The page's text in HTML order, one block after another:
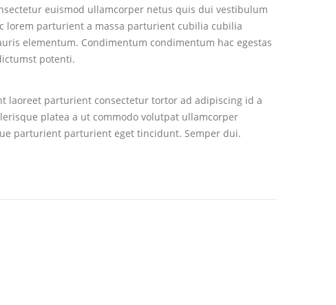
euismod ullamcorper netus quis dui vestibulum
lorem parturient a massa parturient cubilia cubilia
elementum. Condimentum condimentum hac egestas
potenti.
parturient consectetur tortor ad adipiscing id a
platea a ut commodo volutpat ullamcorper
parturient parturient eget tincidunt. Semper dui.